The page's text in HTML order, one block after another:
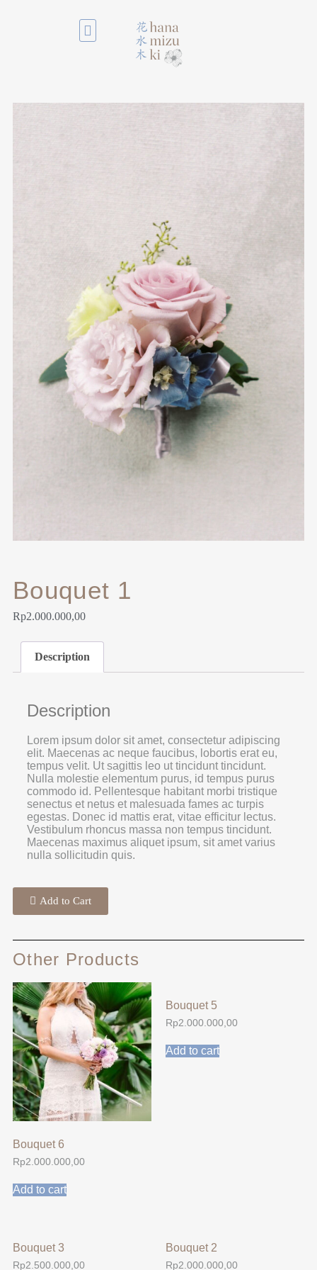
Bouquet 1
Rp2.000.000,00
Description
Description
Lorem ipsum dolor sit amet, consectetur adipiscing
elit. Maecenas ac neque faucibus, lobortis erat eu,
tempus velit. Ut sagittis leo ut tincidunt tincidunt.
Nulla molestie elementum purus, id tempus purus
commodo id. Pellentesque habitant morbi tristique
senectus et netus et malesuada fames ac turpis
egestas. Donec id mattis erat, vitae efficitur lectus.
Vestibulum rhoncus massa non tempus tincidunt.
Maecenas maximus aliquet ipsum, sit amet varius
nulla sollicitudin quis.
Add to Cart
Other Products
Bouquet 6
Rp2.000.000,00
Add to cart
Bouquet 5
Rp2.000.000,00
Add to cart
Bouquet 3
Rp2.500.000,00
Bouquet 2
Rp2.000.000,00